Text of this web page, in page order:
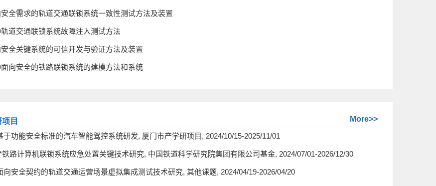
全需求的轨道交通联锁系统一致性测试方法及装置
道交通联锁系统故障注入测试方法
全关键系统的可信开发与验证方法及装置
向安全的铁路联锁系统的建模方法和系统
目
More>>
于功能安全标准的汽车智能驾控系统研发, 厦门市产学研项目, 2024/10/15-2025/11/01
铁路计算机联锁系统应急处置关键技术研究, 中国铁道科学研究院集团有限公司基金, 2024/07/01-2026/12/30
向安全契约的轨道交通运营场景虚拟集成测试技术研究, 其他课题, 2024/04/19-2026/04/20